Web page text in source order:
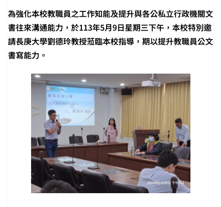
為強化本校教職員之工作知能及提升與各公私立行政機關文
書往來溝通能力，於113年5月9日星期三下午，本校特別邀
請長庚大學劉德玲教授蒞臨本校指導，期以提升教職員公文
書寫能力。